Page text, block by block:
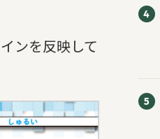
ンを反映して